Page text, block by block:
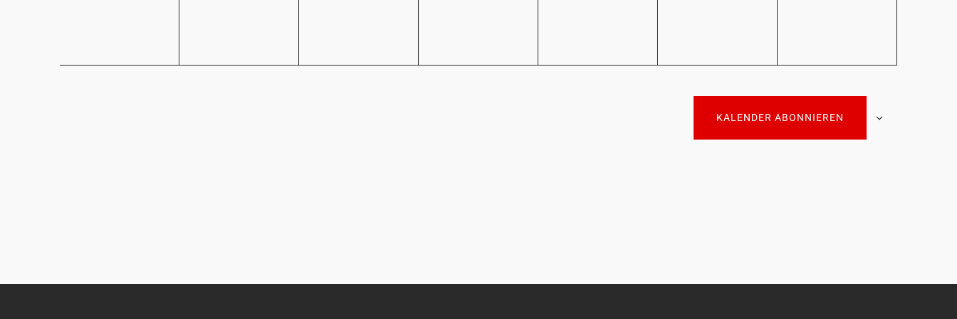
KALENDER ABONNIEREN